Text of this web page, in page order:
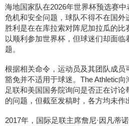
海地国家队在2026年世界杯预选赛
危机和安全问题，球队不得不在国外
胜利是在在库拉索对阵尼加拉瓜的
以顺利参加世界杯，但球迷们却面临
题。
根据相关命令，运动员及其团队成员
豁免并不适用于球迷。The Athletic
足联和美国国务院询问是否正在讨
的问题，但截至发稿时，各方均未作
2017年，国际足联主席詹尼·因凡蒂